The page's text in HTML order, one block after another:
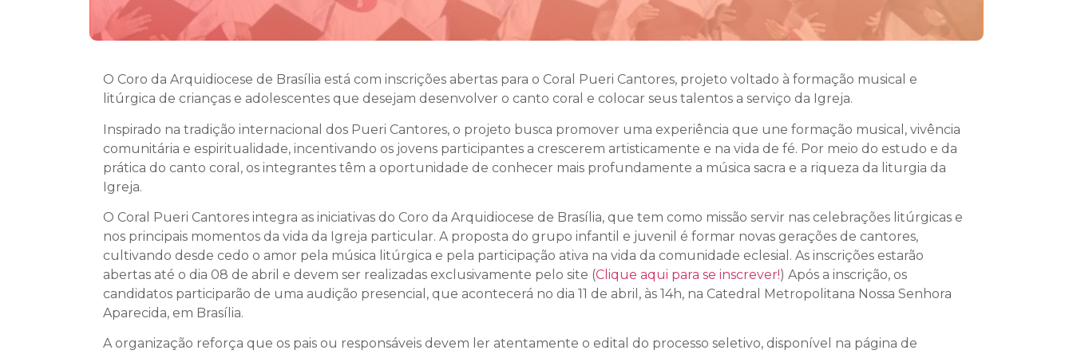
O Coro da Arquidiocese de Brasília está com inscrições abertas para o Coral Pueri Cantores, projeto voltado à formação musical e
litúrgica de crianças e adolescentes que desejam desenvolver o canto coral e colocar seus talentos a serviço da Igreja.
Inspirado na tradição internacional dos Pueri Cantores, o projeto busca promover uma experiência que une formação musical, vivência
comunitária e espiritualidade, incentivando os jovens participantes a crescerem artisticamente e na vida de fé. Por meio do estudo e da
prática do canto coral, os integrantes têm a oportunidade de conhecer mais profundamente a música sacra e a riqueza da liturgia da
Igreja.
O Coral Pueri Cantores integra as iniciativas do Coro da Arquidiocese de Brasília, que tem como missão servir nas celebrações litúrgicas e
nos principais momentos da vida da Igreja particular. A proposta do grupo infantil e juvenil é formar novas gerações de cantores,
cultivando desde cedo o amor pela música litúrgica e pela participação ativa na vida da comunidade eclesial. As inscrições estarão
abertas até o dia 08 de abril e devem ser realizadas exclusivamente pelo site (Clique aqui para se inscrever!) Após a inscrição, os
candidatos participarão de uma audição presencial, que acontecerá no dia 11 de abril, às 14h, na Catedral Metropolitana Nossa Senhora
Aparecida, em Brasília.
A organização reforça que os pais ou responsáveis devem ler atentamente o edital do processo seletivo, disponível na página de